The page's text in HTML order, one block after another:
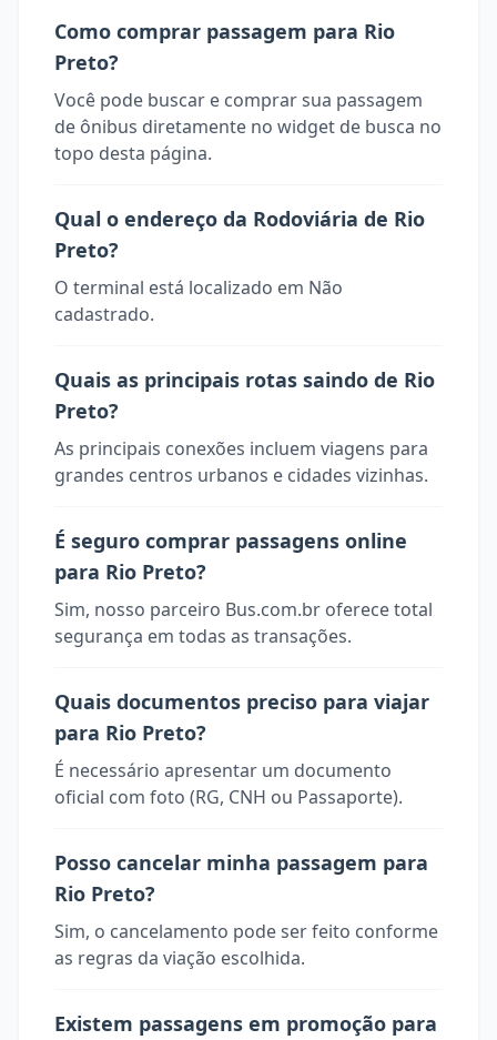
Como comprar passagem para Rio
Preto?
Você pode buscar e comprar sua passagem
de ônibus diretamente no widget de busca no
topo desta página.
Qual o endereço da Rodoviária de Rio
Preto?
O terminal está localizado em Não
cadastrado.
Quais as principais rotas saindo de Rio
Preto?
As principais conexões incluem viagens para
grandes centros urbanos e cidades vizinhas.
É seguro comprar passagens online
para Rio Preto?
Sim, nosso parceiro Bus.com.br oferece total
segurança em todas as transações.
Quais documentos preciso para viajar
para Rio Preto?
É necessário apresentar um documento
oficial com foto (RG, CNH ou Passaporte).
Posso cancelar minha passagem para
Rio Preto?
Sim, o cancelamento pode ser feito conforme
as regras da viação escolhida.
Existem passagens em promoção para